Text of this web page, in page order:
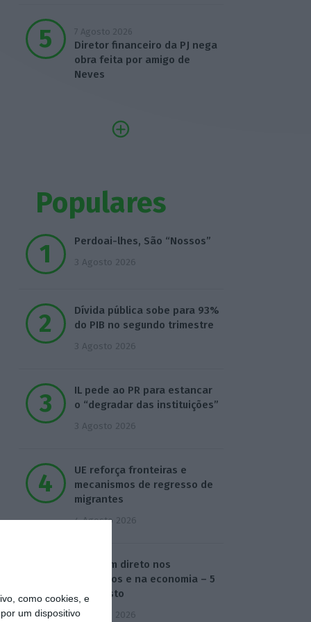
como cookies, e
um dispositivo
7 Agosto 2026
Diretor financeiro da PJ nega
obra feita por amigo de
Neves
Populares
Perdoai-lhes, São “Nossos”
3 Agosto 2026
Dívida pública sobe para 93%
do PIB no segundo trimestre
3 Agosto 2026
IL pede ao PR para estancar
o “degradar das instituições”
3 Agosto 2026
UE reforça fronteiras e
mecanismos de regresso de
migrantes
4 Agosto 2026
O dia em direto nos
mercados e na economia – 5
de agosto
5 Agosto 2026